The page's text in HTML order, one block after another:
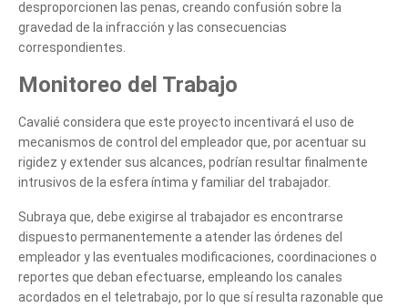
desproporcionen las penas, creando confusión sobre la
gravedad de la infracción y las consecuencias
correspondientes.
Monitoreo del Trabajo
Cavalié considera que este proyecto incentivará el uso de
mecanismos de control del empleador que, por acentuar su
rigidez y extender sus alcances, podrían resultar finalmente
intrusivos de la esfera íntima y familiar del trabajador.
Subraya que, debe exigirse al trabajador es encontrarse
dispuesto permanentemente a atender las órdenes del
empleador y las eventuales modificaciones, coordinaciones o
reportes que deban efectuarse, empleando los canales
acordados en el teletrabajo, por lo que sí resulta razonable que